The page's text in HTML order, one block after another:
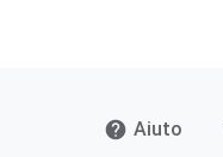
Aiuto